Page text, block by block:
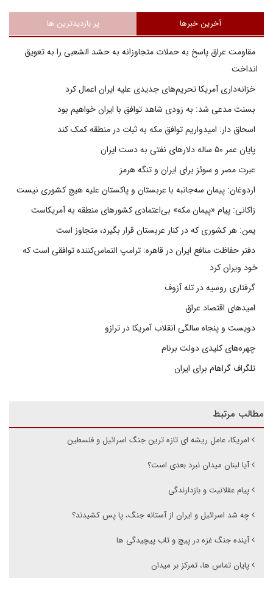
آخرین خبرها پر بازدیدترین ها
مقاومت عراق پاسخ به حملات متجاوزانه به حشد الشعبی را به تعویق
انداخت
خزانه‌داری آمریکا تحریم‌های جدیدی علیه ایران اعمال کرد
بسنت مدعی شد: به زودی شاهد توافق با ایران خواهیم بود
اسحاق دار: امیدواریم توافق مکه به ثبات در منطقه کمک کند
پایان عمر ۵۰ ساله دلارهای نفتی به دست ایران
عبرت مصر و سوئز برای ایران و تنگه هرمز
اردوغان: پیمان سه‌جانبه با عربستان و پاکستان علیه هیچ کشوری نیست
زاکانی: پیام «پیمان مکه» بی‌اعتمادی کشورهای منطقه به آمریکاست
یمن: هر کشوری که در کنار عربستان قرار بگیرد، متجاوز است
دفتر حفاظت منافع ایران در قاهره: ترامپ التماس‌کننده توافقی است که
خود ویران کرد
گرفتاری روسیه در تله آزوف
امیدهای اقتصاد عراق
دویست و پنجاه سالگی انقلاب آمریکا در ترازو
چهره‌های کلیدی دولت برنام
تلگراف گراهام برای ایران
مطالب مرتبط
امریکا، عامل ریشه ای تازه ترین جنگ اسرائیل و فلسطین
آیا لبنان میدان نبرد بعدی است؟
پیام عقلانیت و بازدارندگی
چه شد اسرائیل و ایران از آستانه جنگ، پا پس کشیدند؟
آینده جنگ غزه در پیچ و تاب پیچیدگی ها
پایان تماس ها، تمرکز بر میدان